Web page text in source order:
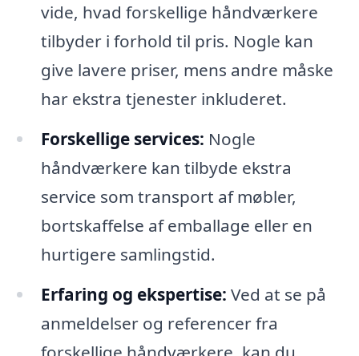
vide, hvad forskellige håndværkere
tilbyder i forhold til pris. Nogle kan
give lavere priser, mens andre måske
har ekstra tjenester inkluderet.
Forskellige services: Nogle
håndværkere kan tilbyde ekstra
service som transport af møbler,
bortskaffelse af emballage eller en
hurtigere samlingstid.
Erfaring og ekspertise: Ved at se på
anmeldelser og referencer fra